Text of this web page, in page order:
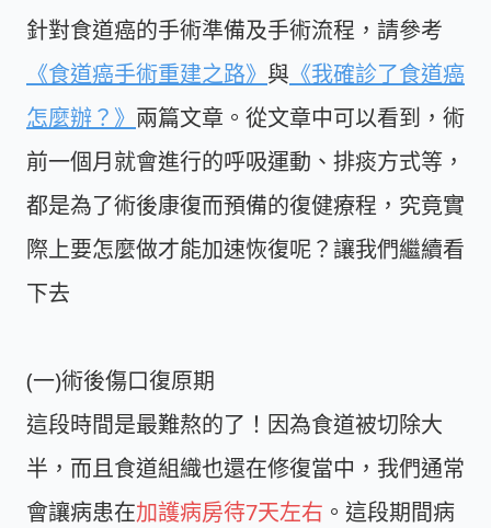
針對食道癌的手術準備及手術流程，請參考
《食道癌手術重建之路》 與 《我確診了食道癌
怎麼辦？》 兩篇文章。從文章中可以看到，術
前一個月就會進行的呼吸運動、排痰方式等，
都是為了術後康復而預備的復健療程，究竟實
際上要怎麼做才能加速恢復呢？讓我們繼續看
下去
(一)術後傷口復原期
這段時間是最難熬的了！因為食道被切除大
半，而且食道組織也還在修復當中，我們通常
會讓病患在加護病房待7天左右 。這段期間病